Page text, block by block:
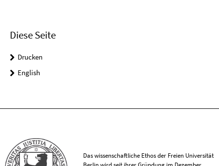
Diese Seite
Drucken
English
Das wissenschaftliche Ethos der Freien Universität